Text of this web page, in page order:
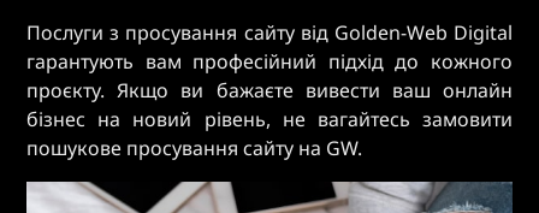
Послуги з просування сайту від Golden-Web Digital
гарантують вам професійний підхід до кожного
проєкту. Якщо ви бажаєте вивести ваш онлайн
бізнес на новий рівень, не вагайтесь замовити
пошукове просування сайту на GW.